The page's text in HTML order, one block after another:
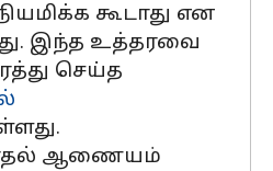
கூடாது என
இந்த உத்தரவை
செய்த
ஆணையம்